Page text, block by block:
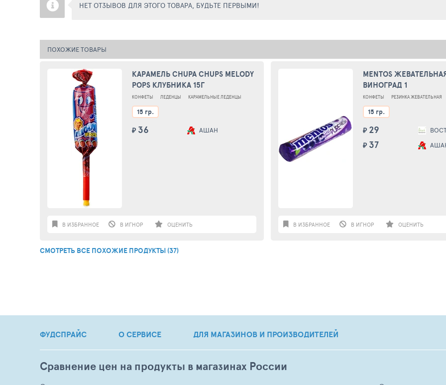
НЕТ ОТЗЫВОВ ДЛЯ ЭТОГО ТОВАРА, БУДЬТЕ ПЕРВЫМИ!
ПОХОЖИЕ ТОВАРЫ
КАРАМЕЛЬ CHUPA CHUPS MELODY
POPS КЛУБНИКА 15Г
КОНФЕТЫ ЛЕДЕНЦЫ КАРАМЕЛЬНЫЕ ЛЕДЕНЦЫ
15 гр.
₽ 36 АШАН
В ИЗБРАННОЕ В ИГНОР ОЦЕНИТЬ
MENTOS
ВИНОГРАД 1
КОНФЕТЫ РЕЗИНКА ЖЕВАТЕЛЬНАЯ
15 гр.
₽ 29
₽ 37
В ИЗБРАННОЕ В ИГНОР ОЦЕНИТЬ
СМОТРЕТЬ ВСЕ ПОХОЖИЕ ПРОДУКТЫ (37)
ФУДСПРАЙС О СЕРВИСЕ ДЛЯ МАГАЗИНОВ И ПРОИЗВОДИТЕЛЕЙ
Сравнение цен на продукты в магазинах России